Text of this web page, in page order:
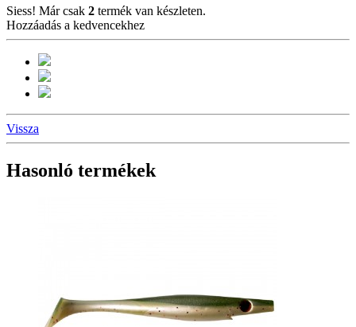
Siess! Már csak 2 termék van készleten.
Hozzáadás a kedvencekhez
Vissza
Hasonló termékek